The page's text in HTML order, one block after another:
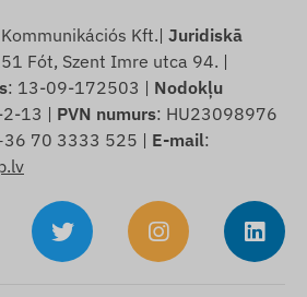
Kft.| Juridiskā
Fót, Szent Imre utca 94. |
: 13-09-172503 | Nodokļu
13 | PVN numurs: HU23098976
70 3333 525 | E-mail: